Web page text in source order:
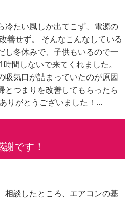
冷たい風しか出てこず、電源の
善せず。 そんなこんなしている
し冬休みで、子供もいるので一
間しないで来てくれました。
吸気口が詰まっていたのが原因
とつまりを改善してもらったら
りがとうございました！...
です！
相談したところ、エアコンの基